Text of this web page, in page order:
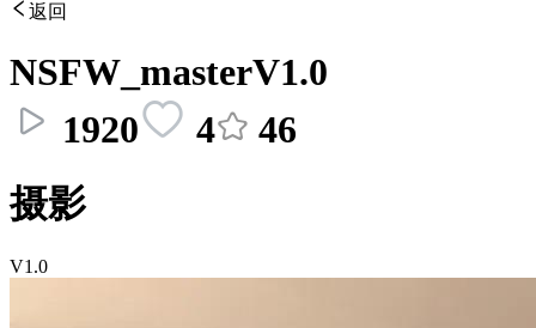
返回
NSFW_masterV1.0
1920
4
46
摄影
V1.0